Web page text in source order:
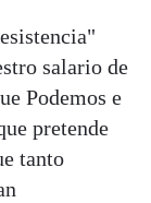
salario de
Podemos e
pretende
tanto